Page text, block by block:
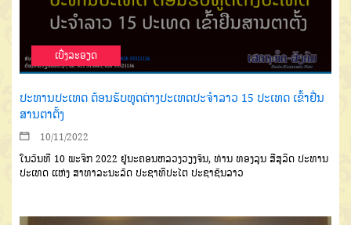
ເບີ່ງລະອຽດ
ປະທານປະເທດ ຕ້ອນຮັບທູດຕ່າງປະເທດປະຈຳລາວ 15 ປະເທດ ເຂົ້າຢື່ນ
ສານຕາຕັ້ງ
10/11/2022
ໃນວັນທີ 10 ພະຈິກ 2022 ຢູ່ນະຄອນຫລວງວຽງຈັນ, ທ່ານ ທອງລຸນ ສີສຸລິດ ປະທານ
ປະເທດ ແຫ່ງ ສາທາລະນະລັດ ປະຊາທິປະໄຕ ປະຊາຊົນລາວ